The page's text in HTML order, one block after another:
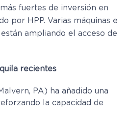
fuertes de inversión en
por HPP. Varias máquinas e
ampliando el acceso de
recientes
PA) ha añadido una
la capacidad de